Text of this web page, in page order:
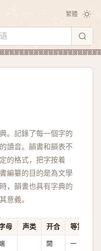
繁體
。記錄了每一個字的
讀音。韻書和韻表不
的格式，把字按着
編纂的目的是為文學
，韻書也具有字典的
意義。
母 声类 开合 等第
開 一